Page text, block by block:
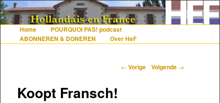
De gezelligste website voor Nederlanders die iets met Frankrijk hebben
HoofdmenuSpring naar de primaire inhoud
Spring naar de secundaire inhoud
Home
POURQUOI PAS! podcast
ABONNEREN & DONEREN
Over HeF
Berichtnavigatie
← Vorige Volgende →
Koopt Fransch!